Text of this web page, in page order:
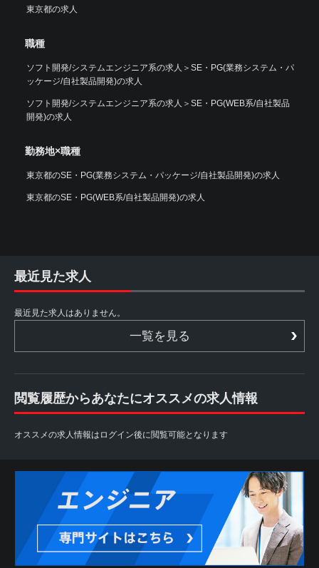
東京都の求人
職種
ソフト開発/システムエンジニア系の求人 ＞ SE・PG(業務システム・パ
ッケージ/自社製品開発)の求人
ソフト開発/システムエンジニア系の求人 ＞ SE・PG(WEB系/自社製品
開発)の求人
勤務地×職種
東京都のSE・PG(業務システム・パッケージ/自社製品開発)の求人
東京都のSE・PG(WEB系/自社製品開発)の求人
最近見た求人
最近見た求人はありません。
一覧を見る
閲覧履歴からあなたにオススメの求人情報
オススメの求人情報はログイン後に閲覧可能となります